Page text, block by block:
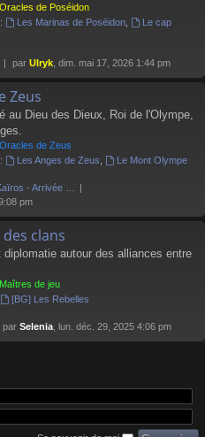
Oracles de Poséidon
Les Marinas de Poséidon,
Le cap
par Ulryk , dim. mai 17, 2026 1:44 pm
Zeus
au Dieu des Dieux, Roi de l'Olympe,
Oracles de Zeus
Les Anges de Zeus
Le Mont Olympe
- Arrivée …
pm
clans
diplomatie autour des alliances entre
Maîtres de jeu
[BG] Les Rebelles
par Selenia , lun. déc. 29, 2025 4:06 pm